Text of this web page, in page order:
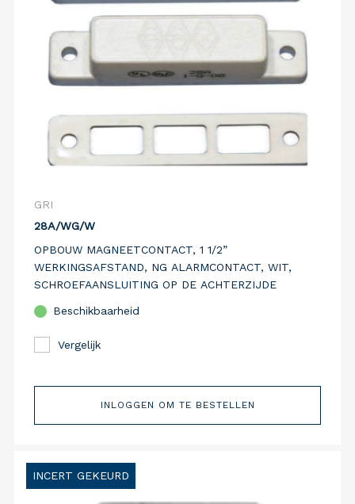
GRI
28A/WG/W
OPBOUW MAGNEETCONTACT, 1 1/2”
WERKINGSAFSTAND, NG ALARMCONTACT, WIT,
SCHROEFAANSLUITING OP DE ACHTERZIJDE
Beschikbaarheid
Vergelijk
INLOGGEN OM TE BESTELLEN
INCERT GEKEURD